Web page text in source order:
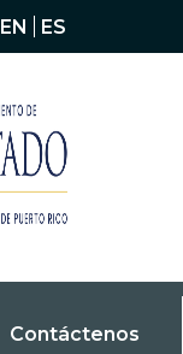
EN ES
Contáctenos